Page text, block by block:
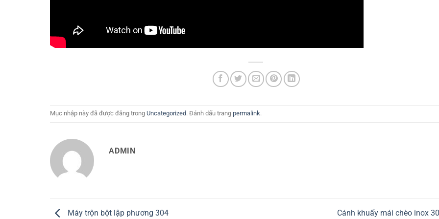
Mục nhập này đã được đăng trong Uncategorized. Đánh dấu trang permalink.
ADMIN
Máy trộn bột lập phương 304 Cánh khuấy mái chèo inox